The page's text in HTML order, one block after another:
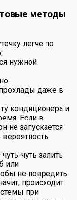
методы
легче по
нужной
даже в
кондиционера и
Если в
не запускается
вероятность
чуть залить
или
не повредить
происходит
при